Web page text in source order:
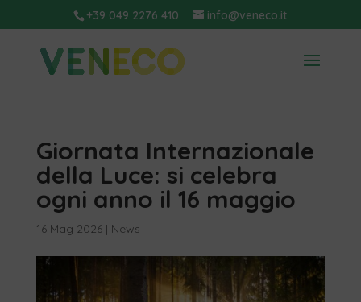
+39 049 2276 410 info@veneco.it
Giornata Internazionale
della Luce: si celebra
ogni anno il 16 maggio
16 Mag 2026| News